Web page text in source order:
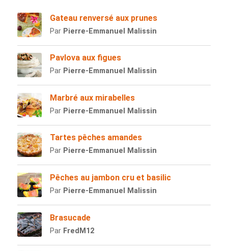
Gateau renversé aux prunes
Par Pierre-Emmanuel Malissin
Pavlova aux figues
Par Pierre-Emmanuel Malissin
Marbré aux mirabelles
Par Pierre-Emmanuel Malissin
Tartes pêches amandes
Par Pierre-Emmanuel Malissin
Pêches au jambon cru et basilic
Par Pierre-Emmanuel Malissin
Brasucade
Par FredM12